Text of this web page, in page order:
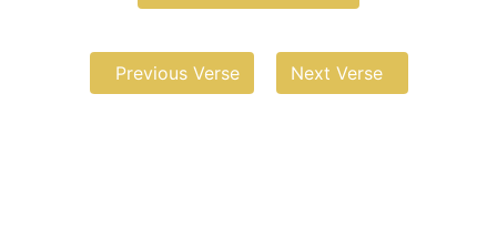
Previous Verse Next Verse